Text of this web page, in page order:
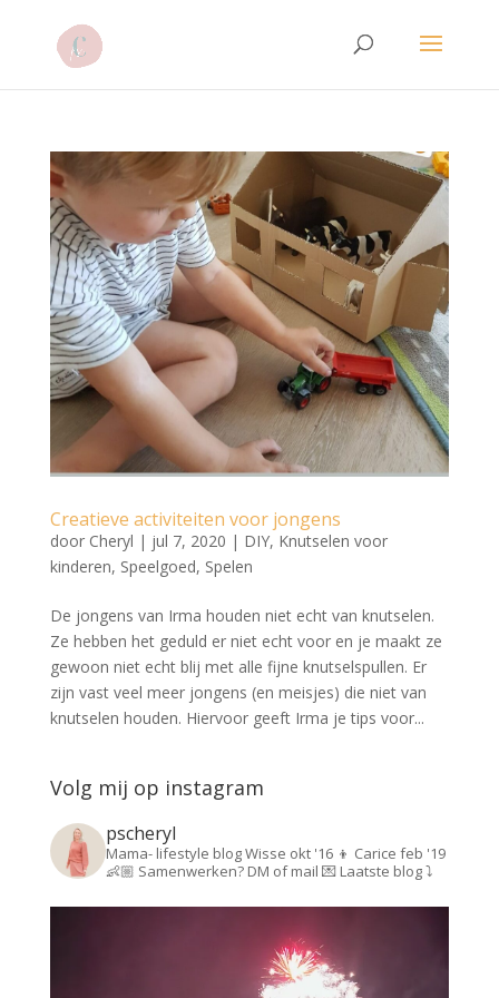
Creatieve activiteiten voor jongens
door Cheryl | jul 7, 2020 | DIY, Knutselen voor
kinderen, Speelgoed, Spelen
De jongens van Irma houden niet echt van knutselen.
Ze hebben het geduld er niet echt voor en je maakt ze
gewoon niet echt blij met alle fijne knutselspullen. Er
zijn vast veel meer jongens (en meisjes) die niet van
knutselen houden. Hiervoor geeft Irma je tips voor...
Volg mij op instagram
pscheryl
Mama- lifestyle blogWisse okt '16 👦 Carice feb '19
👶🏼 Samenwerken? DM of mail 💌Laatste blog ⤵️